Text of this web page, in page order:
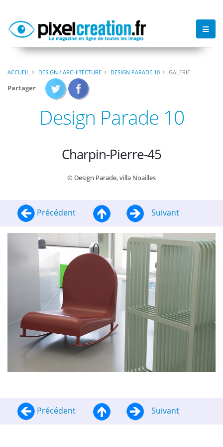
ACCUEIL DESIGN / ARCHITECTURE DESIGN PARADE 10 GALERIE
Partager
Design Parade 10
Charpin-Pierre-45
© Design Parade, villa Noailles
Précédent Suivant
Précédent Suivant